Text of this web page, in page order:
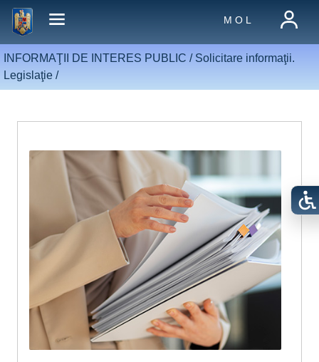
M O L
INFORMAŢII DE INTERES PUBLIC / Solicitare informaţii.
Legislaţie/